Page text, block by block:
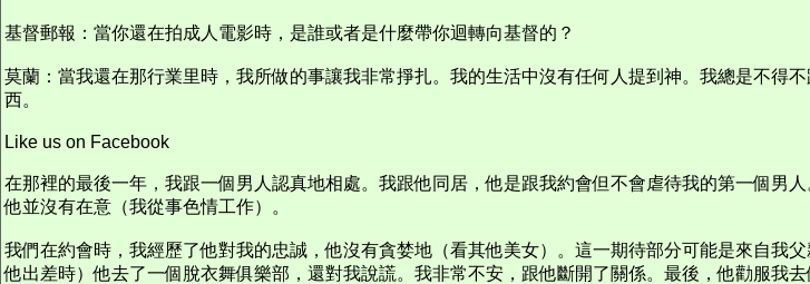
基督郵報：當你還在拍成人電影時，是誰或者是什麼帶你迴轉向基督的？
莫蘭：當我還在那行業里時，我所做的事讓我非常掙扎。我的生活中沒有任何人提到神。我總是不得
西。
Like us on Facebook
在那裡的最後一年，我跟一個男人認真地相處。我跟他同居，他是跟我約會但不會虐待我的第一個男
他並沒有在意（我從事色情工作）。
我們在約會時，我經歷了他對我的忠誠，他沒有貪婪地（看其他美女）。這一期待部分可能是來自我
他出差時）他去了一個脫衣舞俱樂部，還對我說謊。我非常不安，跟他斷開了關係。最後，他勸服我